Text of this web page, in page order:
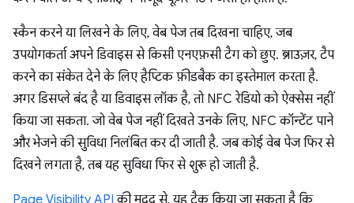
स्कैन करने या लिखने के लिए, वेब पेज तब दिखना चाहिए, जब
उपयोगकर्ता अपने डिवाइस से किसी एनएफ़सी टैग को छुए. ब्राउज़र, टैप
करने का संकेत देने के लिए हैप्टिक फ़ीडबैक का इस्तेमाल करता है.
अगर डिसप्ले बंद है या डिवाइस लॉक है, तो NFC रेडियो को ऐक्सेस नहीं
किया जा सकता. जो वेब पेज नहीं दिखते उनके लिए, NFC कॉन्टेंट पाने
और भेजने की सुविधा निलंबित कर दी जाती है. जब कोई वेब पेज फिर से
दिखने लगता है, तब यह सुविधा फिर से शुरू हो जाती है.